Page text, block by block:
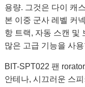
용량. 그것은 다이 캐
본 이중 군사 레벨 커
항 트랙, 자동 스캔 및
많은 고급 기능을 사
BIT-SPT022 팬
안테나, 시끄러운 스